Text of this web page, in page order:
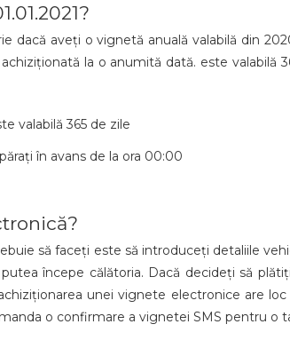
aveți o vignetă anuală valabilă din
la o anumită dată. este valabilă
valabilă 365 de zile
în avans de la ora 00:00
să faceți este să introduceți detaliile
începe călătoria. Dacă decideți să
unei vignete electronice are
o confirmare a vignetei SMS pentru o